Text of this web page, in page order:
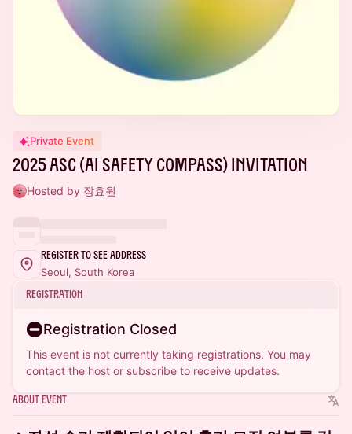
Private Event
2025 ASC (AI Safety Compass) Invitation
Hosted by 장효원
Register to See Address
Seoul, South Korea
Registration
Registration Closed
This event is not currently taking registrations. You may
contact the host or subscribe to receive updates.
About Event